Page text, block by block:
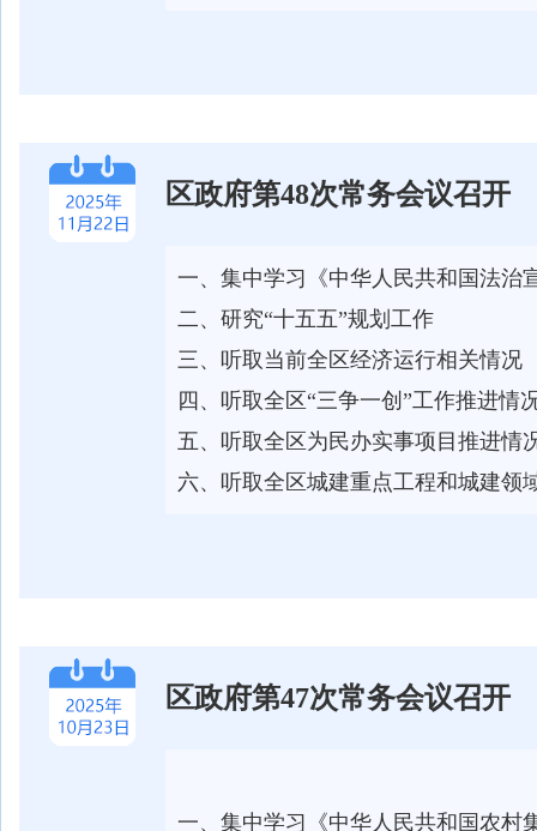
区政府第48次常务会议召开
一、集中学习《中华人民共和国法治
二、研究“十五五”规划工作
三、听取当前全区经济运行相关情况
四、听取全区“三争一创”工作推进情
五、听取全区为民办实事项目推进情
六、听取全区城建重点工程和城建领
区政府第47次常务会议召开
一、集中学习《中华人民共和国农村